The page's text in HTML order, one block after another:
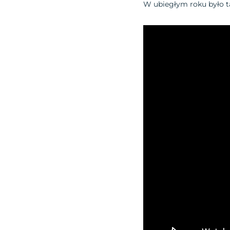
W ubiegłym roku było